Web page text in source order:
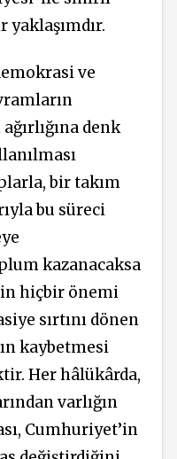
yaklaşımdır.
ve
denk
bir takım
bu süreci
kazanacaksa
hiçbir önemi
sırtını dönen
kaybetmesi
Her hâlükârda,
varlığın
Cumhuriyet’in